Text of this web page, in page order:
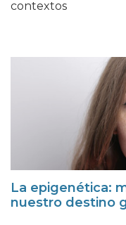
contextos
La epigenética:
nuestro destino